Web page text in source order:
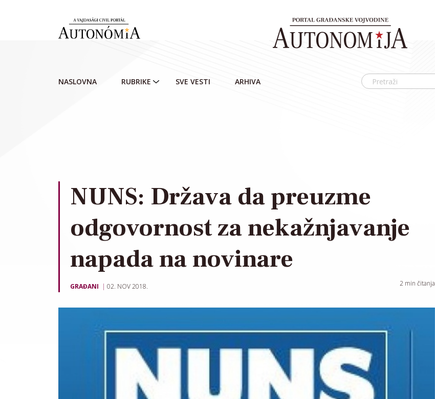
NASLOVNA RUBRIKE SVE VESTI ARHIVA
NUNS: Država da preuzme
odgovornost za nekažnjavanje
napada na novinare
GRAĐANI 02. NOV 2018. 2 min čitanja